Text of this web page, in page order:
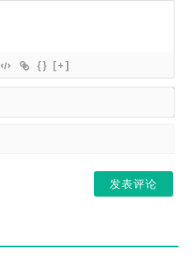
{} [+]